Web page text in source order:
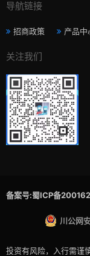
导航链接
招商政策 产品中
关注我们
备案号:蜀ICP备
川公网
投资有风险，入行需谨